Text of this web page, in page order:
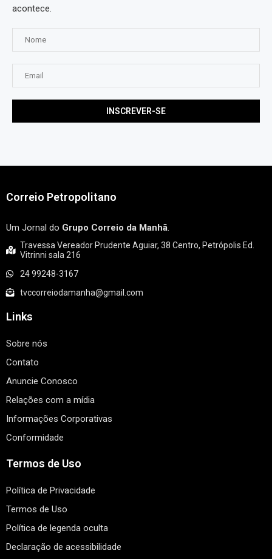
acontece.
Correio Petropolitano
Um Jornal do Grupo Correio da Manhã.
Travessa Vereador Prudente Aguiar, 38 Centro, Petrópolis Ed.
Vitrinni sala 216
24 99248-3167
tvccorreiodamanha@gmail.com
Links
Sobre nós
Contato
Anuncie Conosco
Relações com a mídia
Informações Corporativas
Conformidade
Termos de Uso
Política de Privacidade
Termos de Uso
Política de legenda oculta
Declaração de acessibilidade